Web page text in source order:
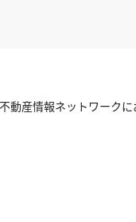
産情報ネットワーク